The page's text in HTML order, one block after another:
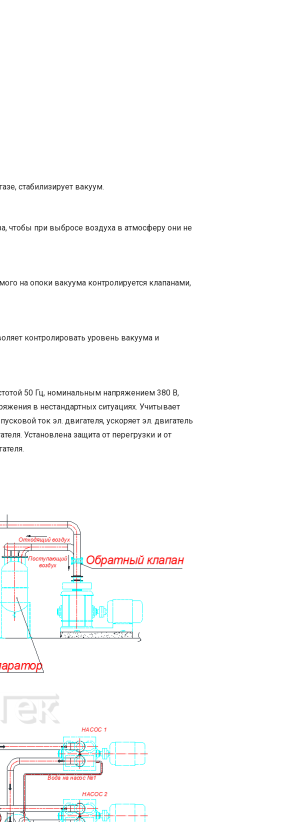
стабилизирует вакуум.
чтобы при выбросе воздуха в атмосферу они не
на опоки вакуума контролируется клапанами,
контролировать уровень вакуума и
50 Гц, номинальным напряжением 380 В,
в нестандартных ситуациях. Учитывает
ток эл. двигателя, ускоряет эл. двигатель
Установлена защита от перегрузки и от